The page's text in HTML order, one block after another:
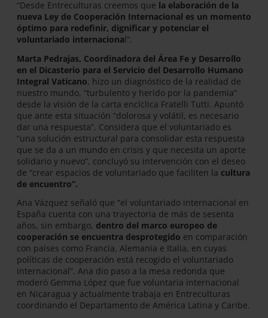
“Desde Entreculturas creemos que la elaboración de la
nueva Ley de Cooperación Internacional es un momento
óptimo para redefinir, dignificar y potenciar el
voluntariado internacional”.
Marta Pedrajas, Coordinadora del Área Fe y Desarrollo
en el Dicasterio para el Servicio del Desarrollo Humano
Integral Vaticano, hizo un diagnóstico de la realidad de
nuestro mundo, “turbulento y herido por la pandemia”
desde la visión de la carta encíclica Fratelli Tutti. Apuntó
que ante esta situación “dolorosa y volátil, es necesario
dar una respuesta”. Considera que el voluntariado es
“una solución estructural para consolidar esta respuesta
que se da a un mundo en crisis y que necesita un aporte
solidario y nuevo”, concluyó su intervención con el deseo
de “crear espacios de voluntariado que faciliten la cultura
de encuentro”.
Ana Vázquez señaló que “el voluntariado internacional en
España cuenta con una trayectoria de más de sesenta
años, sin embargo, dentro del marco europeo de
cooperación se encuentra desprotegido en comparación
con países como Francia, Alemania e Italia, en cuyas
políticas de cooperación está recogido el voluntariado
internacional”. Ana dio paso a la mesa redonda que
moderó Gemma López que fue voluntaria internacional
en Nicaragua y actualmente trabaja en Entreculturas
coordinando el Departamento de América Latina y Caribe.